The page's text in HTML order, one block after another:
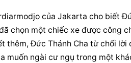
của Jakarta cho biết
chọn một chiếc xe được công
thêm, Đức Thánh Cha từ chối
muốn ngài cư ngụ trong một